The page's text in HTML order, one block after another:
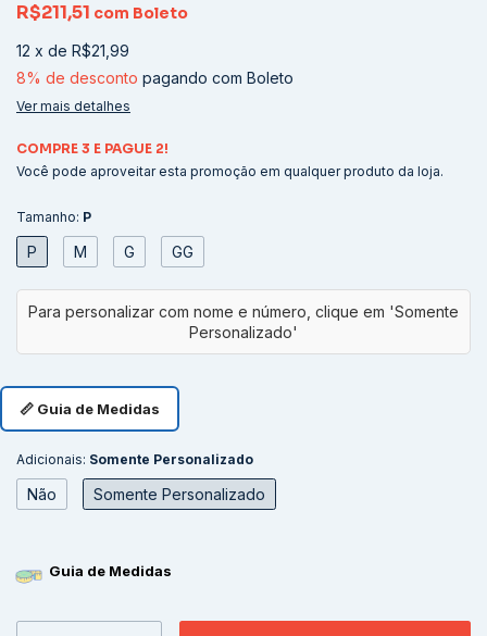
R$211,51 com Boleto
12 x de R$21,99
8% de desconto pagando com Boleto
Ver mais detalhes
COMPRE 3 E PAGUE 2!
Você pode aproveitar esta promoção em qualquer produto da loja.
Tamanho: P
P M G GG
📏 Guia de Medidas
Adicionais: Somente Personalizado
Não Somente Personalizado
Guia de Medidas